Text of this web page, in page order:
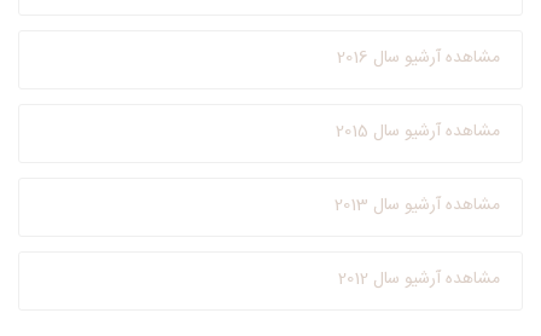
مشاهده آرشیو سال 2016
مشاهده آرشیو سال 2015
مشاهده آرشیو سال 2013
مشاهده آرشیو سال 2012